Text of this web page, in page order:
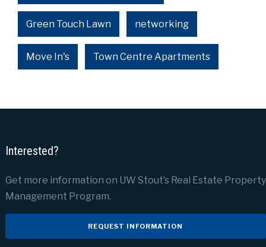
Green Touch Lawn networking
Move In's Town Centre Apartments
Interested?
Get more information on UW Stout’s Real Estate Property
Management Program.
REQUEST INFORMATION